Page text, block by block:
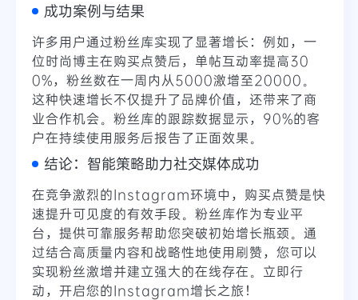
成功案例与结果
许多用户通过粉丝库实现了显著增长：例如，一
位时尚博主在购买点赞后，单帖互动率提高30
0%，粉丝数在一周内从5000激增至20000。
这种快速增长不仅提升了品牌价值，还带来了商
业合作机会。粉丝库的跟踪数据显示，90%的客
户在持续使用服务后报告了正面效果。
结论：智能策略助力社交媒体成功
在竞争激烈的Instagram环境中，购买点赞是快
速提升可见度的有效手段。粉丝库作为专业平
台，提供可靠服务帮助您突破初始增长瓶颈。通
过结合高质量内容和战略性地使用刷赞，您可以
实现粉丝激增并建立强大的在线存在。立即行
动，开启您的Instagram增长之旅！